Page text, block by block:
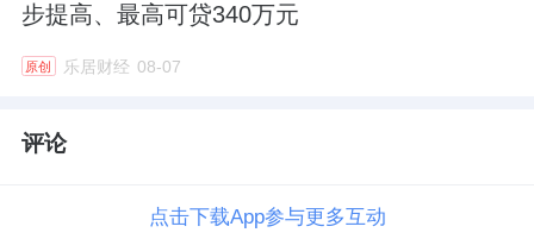
步提高、最高可贷340万元
原创 乐居财经 08-07
评论
点击下载App参与更多互动